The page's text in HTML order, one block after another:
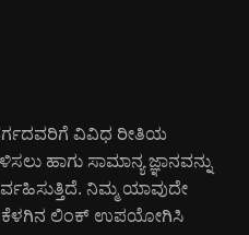
ವಿವಿಧ ರೀತಿಯ
ಹಾಗು ಸಾಮಾನ್ಯ ಜ್ಞಾನವನ್ನು
ನಿಮ್ಮ ಯಾವುದೇ
ಕೆಳಗಿನ ಲಿಂಕ್ ಉಪಯೋಗಿಸಿ